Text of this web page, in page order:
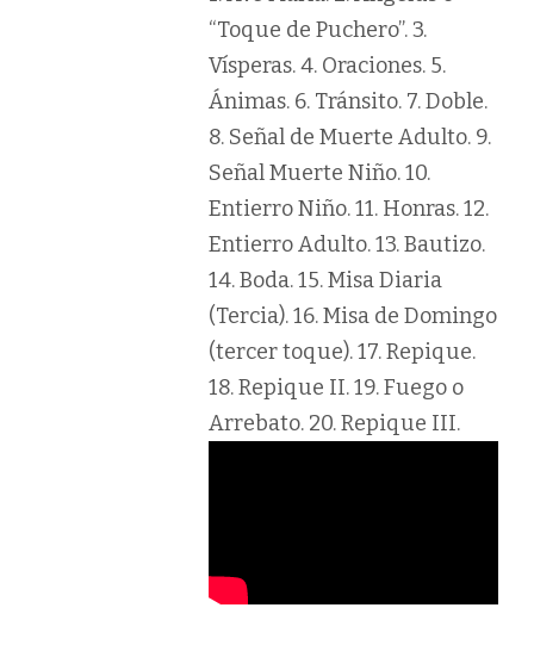
“Toque de Puchero”. 3.
Vísperas. 4. Oraciones. 5.
Ánimas. 6. Tránsito. 7. Doble.
8. Señal de Muerte Adulto. 9.
Señal Muerte Niño. 10.
Entierro Niño. 11. Honras. 12.
Entierro Adulto. 13. Bautizo.
14. Boda. 15. Misa Diaria
(Tercia). 16. Misa de Domingo
(tercer toque). 17. Repique.
18. Repique II. 19. Fuego o
Arrebato. 20. Repique III.